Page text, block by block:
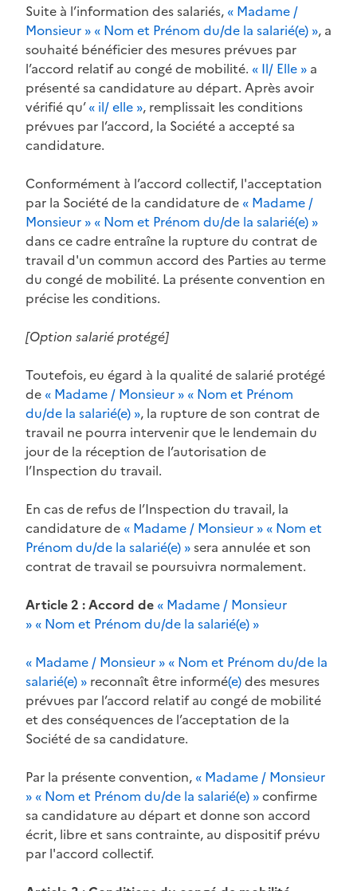
Suite à l’information des salariés, « Madame /
Monsieur » « Nom et Prénom du/de la salarié(e) », a
souhaité bénéficier des mesures prévues par
l’accord relatif au congé de mobilité. « Il/ Elle » a
présenté sa candidature au départ. Après avoir
vérifié qu’« il/ elle », remplissait les conditions
prévues par l’accord, la Société a accepté sa
candidature.
Conformément à l’accord collectif, l'acceptation
par la Société de la candidature de « Madame /
Monsieur » « Nom et Prénom du/de la salarié(e) »
dans ce cadre entraîne la rupture du contrat de
travail d'un commun accord des Parties au terme
du congé de mobilité. La présente convention en
précise les conditions.
[Option salarié protégé]
Toutefois, eu égard à la qualité de salarié protégé
de « Madame / Monsieur » « Nom et Prénom
du/de la salarié(e) », la rupture de son contrat de
travail ne pourra intervenir que le lendemain du
jour de la réception de l’autorisation de
l’Inspection du travail.
En cas de refus de l’Inspection du travail, la
candidature de « Madame / Monsieur » « Nom et
Prénom du/de la salarié(e) »sera annulée et son
contrat de travail se poursuivra normalement.
Article 2 : Accord de « Madame / Monsieur
» « Nom et Prénom du/de la salarié(e) »
« Madame / Monsieur » « Nom et Prénom du/de la
salarié(e) » reconnaît être informé(e)des mesures
prévues par l’accord relatif au congé de mobilité
et des conséquences de l’acceptation de la
Société de sa candidature.
Par la présente convention, « Madame / Monsieur
» « Nom et Prénom du/de la salarié(e) »confirme
sa candidature au départ et donne son accord
écrit, libre et sans contrainte, au dispositif prévu
par l'accord collectif.